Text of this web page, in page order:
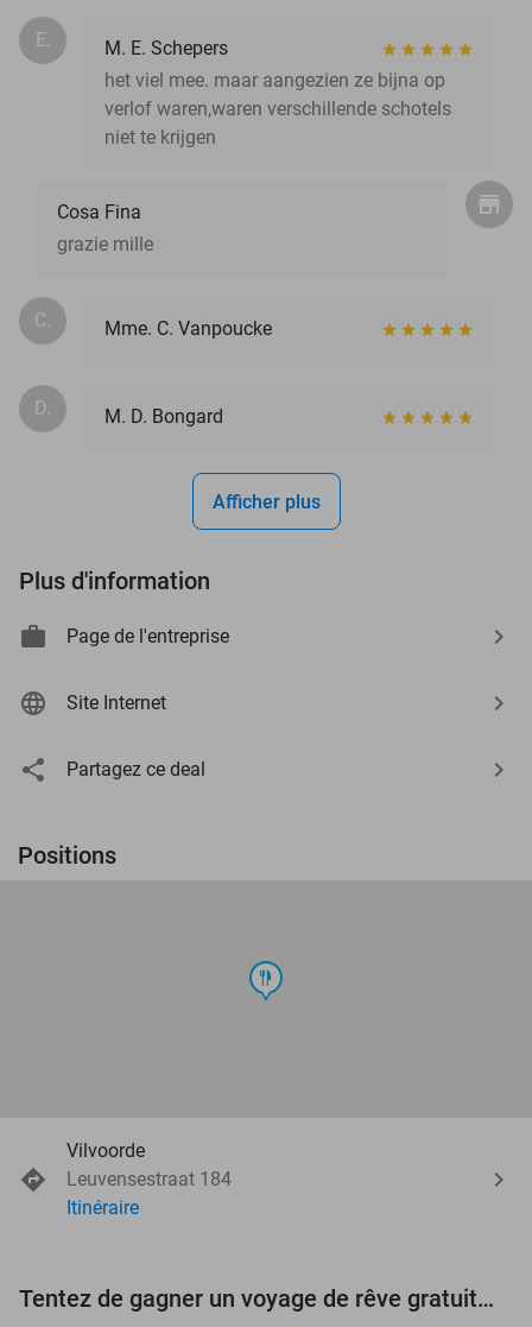
E.
M. E. Schepers
het viel mee. maar aangezien ze bijna op
verlof waren,waren verschillende schotels
niet te krijgen
Cosa Fina
grazie mille
C. Mme. C. Vanpoucke
D. M. D. Bongard
Afficher plus
Plus d'information
Page de l'entreprise
Site Internet
Partagez ce deal
Positions
food
Vilvoorde
Leuvensestraat 184
Itinéraire
Tentez de gagner un voyage de rêve gratuit d'une valeur de 3.000 € !